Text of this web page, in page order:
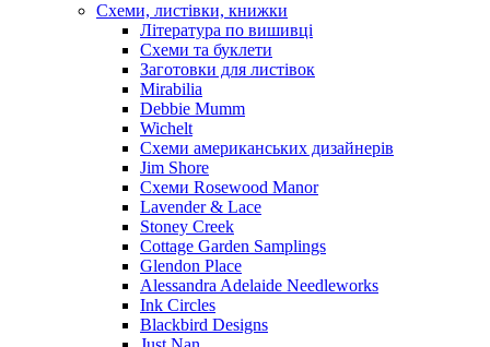
Схеми, листівки, книжки
Література по вишивці
Схеми та буклети
Заготовки для листівок
Mirabilia
Debbie Mumm
Wichelt
Схеми американських дизайнерів
Jim Shore
Cхеми Rosewood Manor
Lavender & Lace
Stoney Creek
Cottage Garden Samplings
Glendon Place
Alessandra Adelaide Needleworks
Ink Circles
Blackbird Designs